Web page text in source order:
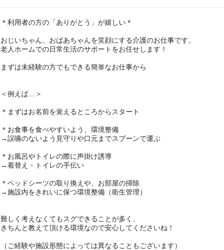
＊利用者の方の「ありがとう」が嬉しい＊
おじいちゃん、おばあちゃんを笑顔にする介護のお仕事です。
老人ホームでの日常生活のサポートをお任せします！
まずは未経験の方でもできる簡単なお仕事から
＜例えば…＞
＊まずはお名前を覚えるところからスタート
＊お食事を食べやすいよう、環境整備
→誤嚥のないよう見守りや口元までスプーンで運ぶ
＊お風呂やトイレの際に声掛け誘導
→着替え・トイレの手伝い
＊ベッドシーツの取り換えや、お部屋の掃除
→施設内をきれいに保つ環境整備（衛生管理）
難しく考えなくてもスグできることが多く、
きちんと教えて頂ける環境なので安心してくださいね！
（ご経験や施設形態によっては異なることもございます）